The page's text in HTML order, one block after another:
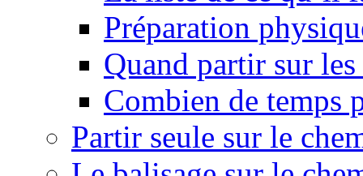
Préparation
Quand partir sur
Combien de
Partir seule sur le